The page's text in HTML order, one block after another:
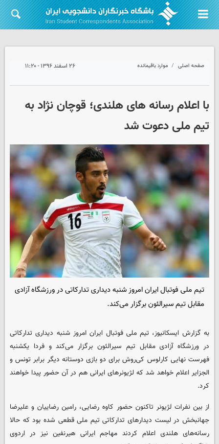
صفحه اصلی موارد باقیمانده ۲۶ اسفند ۱۳۹۶ - ۱۱:۲۰
با اعلام رسانه های هلندی؛ قوچان نژاد به
تیم ملی دعوت شد
تیم ملی فوتبال ایران امروز شنبه دیداری تدارکاتی در ورزشگاه آزادی
مقابل تیم سیرالئون برگزار می‌کند.
به گزارش ایسکانیوز، تیم ملی فوتبال ایران امروز شنبه دیداری تدارکاتی
در ورزشگاه آزادی مقابل تیم سیرالئون برگزار می‌کند و فردا یکشنبه
فهرست نهایی کارلوس کی‌روش برای دو بازی دوستانه دیگر برابر تونس و
الجزایر اعلام خواهد شد که لژیونرهای ایرانی هم در آن حضور پیدا خواهند
کرد.
از بین نفرات لژیونر تاکنون حضور کاوه رضایی، رامین رضاییان و علیرضا
جهانبخش در لیست دیدارهای تدارکاتی تیم ملی قطعی شده بود که حالا
رسانه‌های هلندی اعلام کردند مهاجم ایرانی هیرنفین نیز در اردوی